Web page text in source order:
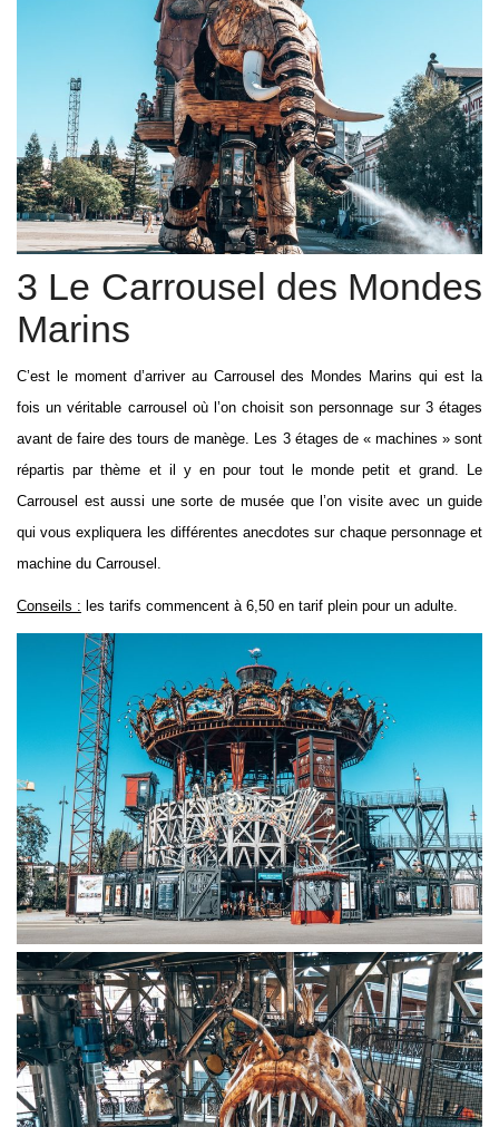
3 Le Carrousel des Mondes
Marins
C’est le moment d’arriver au Carrousel des Mondes Marins qui est la
fois un véritable carrousel où l’on choisit son personnage sur 3 étages
avant de faire des tours de manège. Les 3 étages de « machines » sont
répartis par thème et il y en pour tout le monde petit et grand. Le
Carrousel est aussi une sorte de musée que l’on visite avec un guide
qui vous expliquera les différentes anecdotes sur chaque personnage et
machine du Carrousel.
Conseils : les tarifs commencent à 6,50 en tarif plein pour un adulte.